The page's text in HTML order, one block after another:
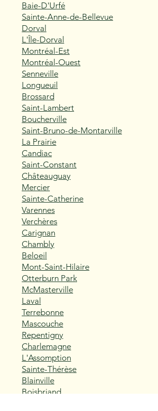
Baie-D'Urfé
Sainte-Anne-de-Bellevue
Dorval
L'Île-Dorval
Montréal-Est
Montréal-Ouest
Senneville
Longueuil
Brossard
Saint-Lambert
Boucherville
Saint-Bruno-de-Montarville
La Prairie
Candiac
Saint-Constant
Châteauguay
Mercier
Sainte-Catherine
Varennes
Verchères
Carignan
Chambly
Beloeil
Mont-Saint-Hilaire
Otterburn Park
McMasterville
Laval
Terrebonne
Mascouche
Repentigny
Charlemagne
L'Assomption
Sainte-Thérèse
Blainville
Boisbriand